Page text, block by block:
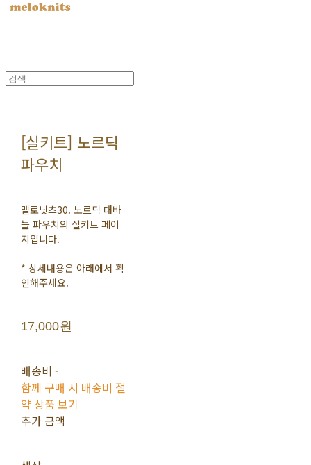
[실키트] 노르딕
파우치
멜로닛츠30. 노르딕 대바
늘 파우치의 실키트 페이
지입니다.
* 상세내용은 아래에서 확
인해주세요.
17,000원
배송비 -
함께 구매 시 배송비 절
약 상품 보기
추가 금액